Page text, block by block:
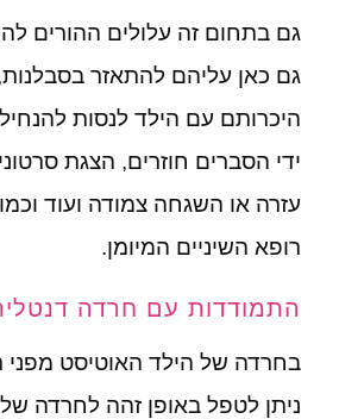
גם בתחום זה עלולים ההורים
גם כאן עליהם להתאזר
היכרותם עם הילד לנסות
ידי הסברים חוזרים, הצגת
עזרה או השגחה צמודה ועוד
רופא השיניים המיומן.
התמודדות עם חרדה
בחרדה של הילד האוטיסט מפני
ניתן לטפל באופן זהה לחרדה